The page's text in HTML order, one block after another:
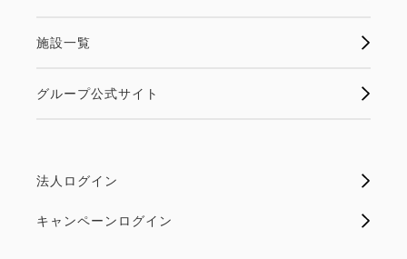
施設一覧
グループ公式サイト
法人ログイン
キャンペーンログイン